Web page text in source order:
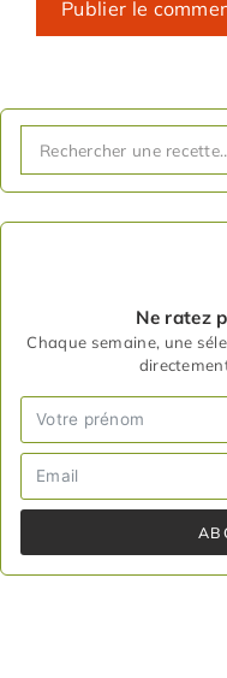
Ne ratez
Chaque semaine, une